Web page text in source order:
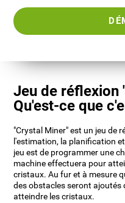
Jeu de réflexion
Qu'est-ce que
"Crystal Miner" est un jeu de
l'estimation, la planification
jeu est de programmer une
machine effectuera pour
cristaux. Au fur et à mesure
des obstacles seront ajoutés
atteindre les cristaux.